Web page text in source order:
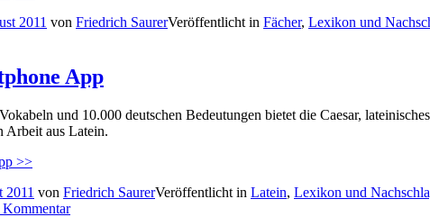
2011 von Friedrich SaurerVeröffentlicht in Fächer, Lexikon und
App
und 10.000 deutschen Bedeutungen bietet die Caesar,
Arbeit aus Latein.
>>
2011 von Friedrich SaurerVeröffentlicht in Latein, Lexikon und
Kommentar